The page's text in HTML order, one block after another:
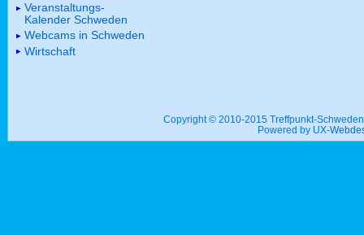
Veranstaltungs-
Kalender Schweden
Webcams in Schweden
Wirtschaft
Copyright © 2010-2015 Treffpunkt-
Powered by UX-